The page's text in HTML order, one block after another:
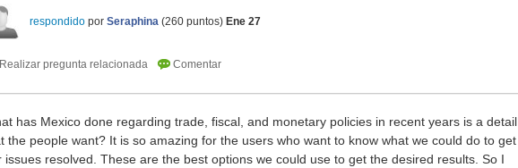
respondido por Seraphina (260 puntos) Ene 27
has Mexico done regarding trade, fiscal, and monetary policies in recent years is a detail
the people want? It is so amazing for the users who want to know what we could do to get
issues resolved. These are the best options we could use to get the desired results. So I